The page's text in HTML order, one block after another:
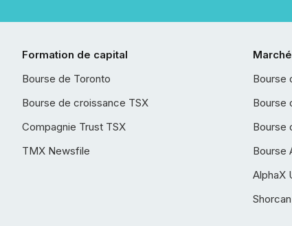
Formation de capital
Bourse de Toronto
Bourse de croissance TSX
Compagnie Trust TSX
TMX Newsfile
Bourse
Bourse
Bourse
Bourse
AlphaX
Shorcan